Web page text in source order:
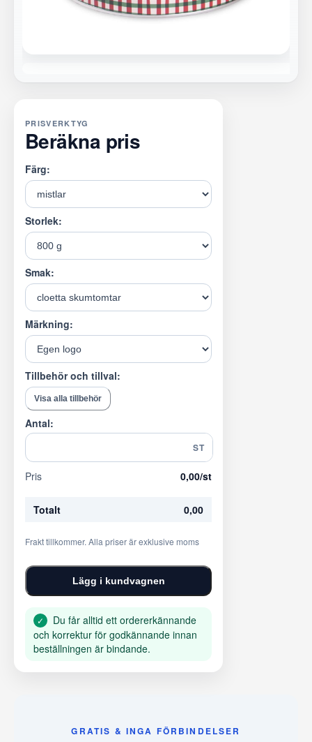
PRISVERKTYG
Beräkna pris
Färg:
Storlek:
Smak:
Märkning:
Tillbehör och tillval:
Visa alla tillbehör
Antal:
ST
Pris 0,00/st
Totalt 0,00
Frakt tillkommer. Alla priser är exklusive moms
Lägg i kundvagnen
✓
Du får alltid ett ordererkännande
och korrektur för godkännande innan
beställningen är bindande.
GRATIS & INGA FÖRBINDELSER